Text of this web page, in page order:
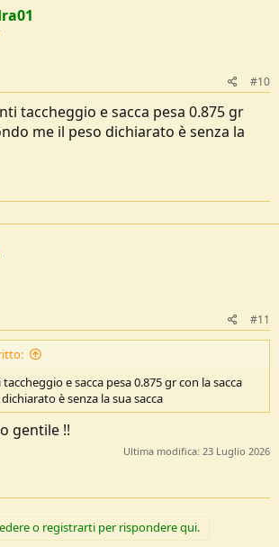
#10
taccheggio e sacca pesa 0.875 gr
me il peso dichiarato è senza la
#11
e sacca pesa 0.875 gr con la sacca
è senza la sua sacca
gentile !!
Ultima modifica: 23 Luglio 2026
o registrarti per rispondere qui.